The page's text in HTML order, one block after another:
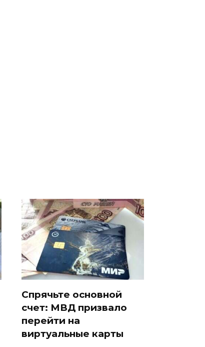
Спрячьте основной
счет: МВД призвало
перейти на
виртуальные карты